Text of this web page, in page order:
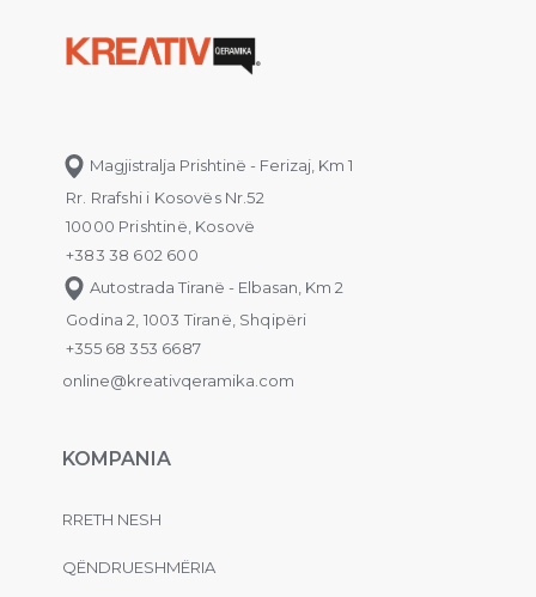
Magjistralja Prishtinë - Ferizaj, Km 1
Rr. Rrafshi i Kosovës Nr.52
10000 Prishtinë, Kosovë
+383 38 602 600
Autostrada Tiranë - Elbasan, Km 2
Godina 2, 1003 Tiranë, Shqipëri
+355 68 353 6687
online@kreativqeramika.com
KOMPANIA
RRETH NESH
QËNDRUESHMËRIA